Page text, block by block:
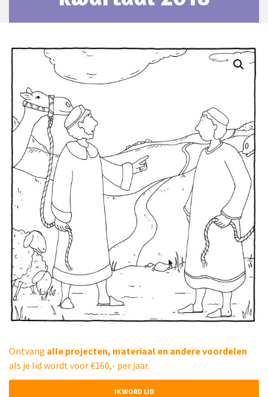
Ontvang alle projecten, materiaal en andere voordelen
als je lid wordt voor €160,- per jaar.
IK WORD LID